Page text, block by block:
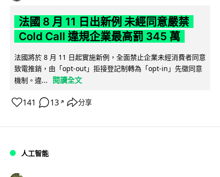
法國 8 月 11 日出新例 未經同意嚴禁
Cold Call 違規企業最高罰 345 萬
法國將於 8 月 11 日起實施新例，全面禁止企業未經消費者同意
致電推銷，由「opt-out」拒接登記制轉為「opt-in」先徵同意
機制。違...
閱讀全文
141 13 ↗ 分享
人工智能